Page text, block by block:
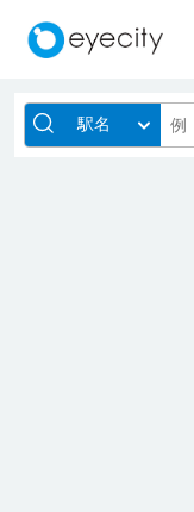
駅名